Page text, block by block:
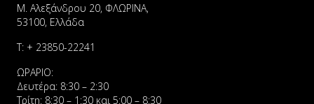
Μ. Αλεξάνδρου 20, ΦΛΩΡΙΝΑ,
53100, Ελλάδα
Τ: + 23850-22241
ΩΡΑΡΙΟ:
Δευτέρα: 8:30 – 2:30
Τρίτη: 8:30 – 1:30 και 5:00 – 8:30